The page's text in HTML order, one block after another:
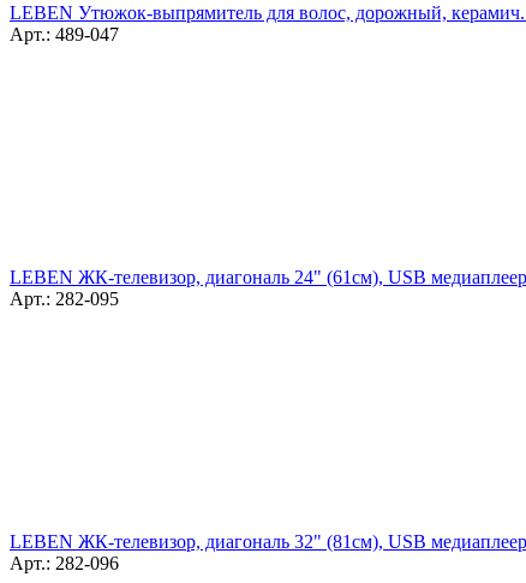
LEBEN Утюжок-выпрямитель для волос, дорожный,
Арт.: 489-047
LEBEN ЖК-телевизор, диагональ 24" (61см), USB
Арт.: 282-095
LEBEN ЖК-телевизор, диагональ 32" (81см), USB
Арт.: 282-096